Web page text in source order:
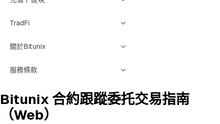
TradFi
關於Bitunix
服務條款
Bitunix 合約跟蹤委托交易指南
（Web）